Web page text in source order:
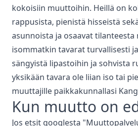
kokoisiin muuttoihin. Heillä on
rappusista, pienistä hisseistä
asunnoista ja osaavat
isommatkin tavarat turvallisesti
sängyistä lipastoihin ja sohvista
yksikään tavara ole liian iso tai
muuttajille paikkakunnallasi
Kun muutto on
Jos etsit googlesta "